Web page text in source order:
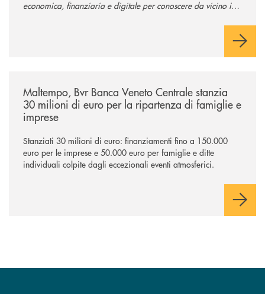
economica, finanziaria e digitale per conoscere da vicino il
Maltempo, Bvr Banca Veneto Centrale stanzia
30 milioni di euro per la ripartenza di famiglie e
imprese
Stanziati 30 milioni di euro: finanziamenti fino a 150.000
euro per le imprese e 50.000 euro per famiglie e ditte
individuali colpite dagli eccezionali eventi atmosferici.